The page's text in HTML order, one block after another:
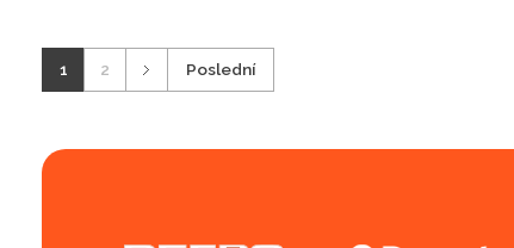
1 2 Poslední